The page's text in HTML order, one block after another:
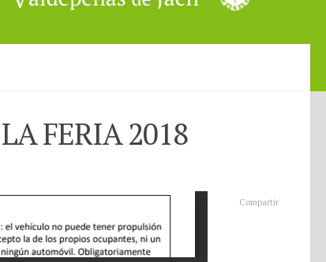
FERIA 2018
Compartir